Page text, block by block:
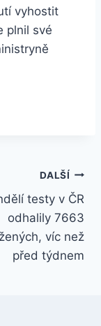
vyhostit
plnil své
DALŠÍ
testy v ČR
odhalily 7663
víc než
před týdnem